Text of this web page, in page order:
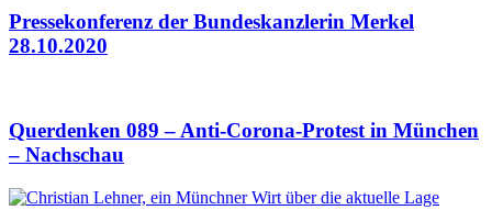
Pressekonferenz der Bundeskanzlerin Merkel
28.10.2020
Querdenken 089 – Anti-Corona-Protest in München
– Nachschau